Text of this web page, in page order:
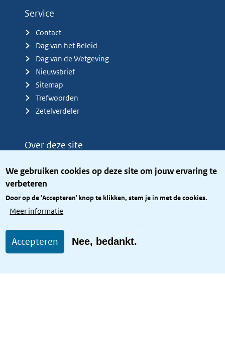
We gebruiken cookies op deze site om jouw ervaring te
verbeteren
Door op de 'Accepteren' knop te klikken, stem je in met de cookies.
Meer informatie
Accepteren Nee, bedankt.
Service
Contact
Dag van het Beleid
Dag van de Wetgeving
Nieuwsbrief
Sitemap
Trefwoorden
Zetelverdeler
Over deze site
Privacy
Toegang site openbaar
Toegankelijkheid